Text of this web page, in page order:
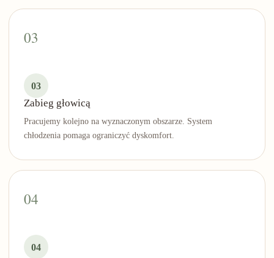
03
Zabieg głowicą
Pracujemy kolejno na wyznaczonym obszarze. System
chłodzenia pomaga ograniczyć dyskomfort.
04